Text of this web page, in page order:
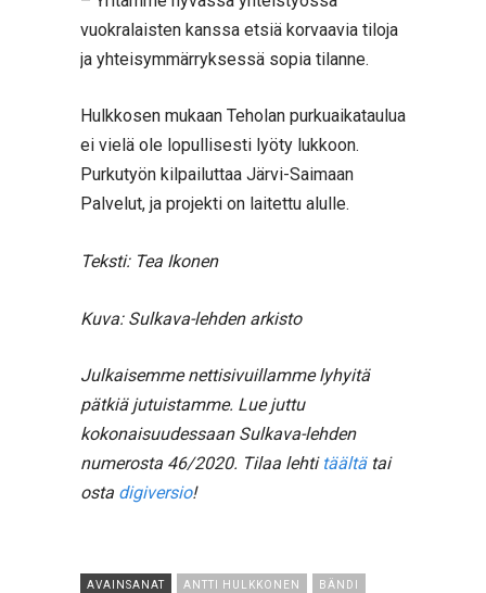
vuokralaisten kanssa etsiä korvaavia tiloja
ja yhteisymmärryksessä sopia tilanne.
Hulkkosen mukaan Teholan purkuaikataulua
ei vielä ole lopullisesti lyöty lukkoon.
Purkutyön kilpailuttaa Järvi-Saimaan
Palvelut, ja projekti on laitettu alulle.
Teksti: Tea Ikonen
Kuva: Sulkava-lehden arkisto
Julkaisemme nettisivuillamme lyhyitä
pätkiä jutuistamme. Lue juttu
kokonaisuudessaan Sulkava-lehden
numerosta 46/2020. Tilaa lehti täältätai
osta digiversio!
AVAINSANAT ANTTI HULKKONEN BÄNDI